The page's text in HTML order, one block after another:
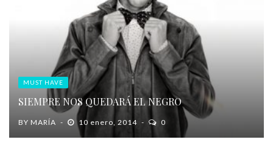
MUST HAVE
SIEMPRE NOS QUEDARÁ EL NEGRO
BY MARÍA 10 enero, 2014 0